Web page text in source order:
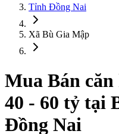
Tỉnh Đồng Nai
Xã Bù Gia Mập
Mua Bán căn
40 - 60 tỷ tại
Đồng Nai